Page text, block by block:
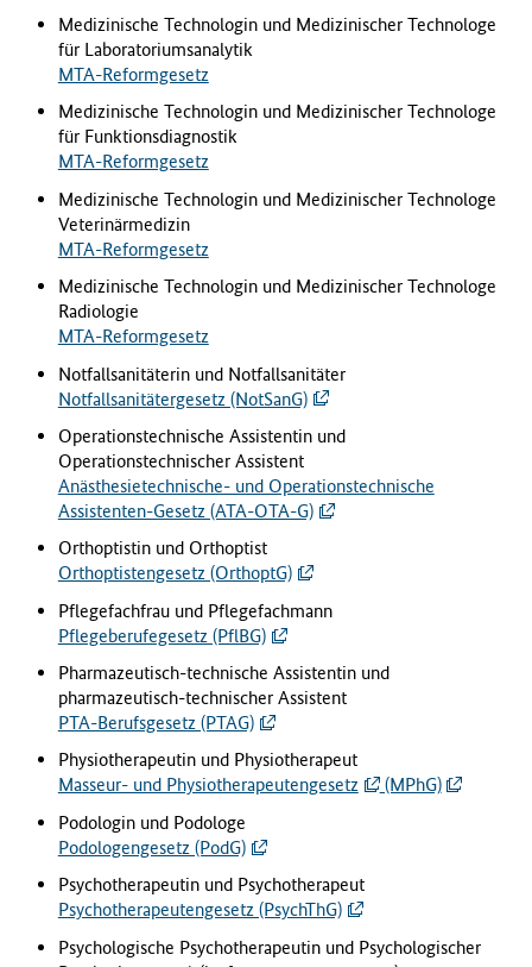
Medizinische Technologin und Medizinischer Technologe
für Laboratoriumsanalytik
MTA-Reformgesetz
Medizinische Technologin und Medizinischer Technologe
für Funktionsdiagnostik
MTA-Reformgesetz
Medizinische Technologin und Medizinischer Technologe
Veterinärmedizin
MTA-Reformgesetz
Medizinische Technologinund Medizinischer Technologe
Radiologie
MTA-Reformgesetz
Notfallsanitäterin und Notfallsanitäter
Notfallsanitätergesetz (NotSanG)
Operationstechnische Assistentin und
Operationstechnischer Assistent
Anästhesietechnische- und Operationstechnische
Assistenten-Gesetz (ATA-OTA-G)
Orthoptistin und Orthoptist
Orthoptistengesetz (OrthoptG)
Pflegefachfrau und Pflegefachmann
Pflegeberufegesetz (PflBG)
Pharmazeutisch-technische Assistentin und
pharmazeutisch-technischer Assistent
PTA-Berufsgesetz (PTAG)
Physiotherapeutin und Physiotherapeut
Masseur- und Physiotherapeutengesetz
(MPhG)
Podologin und Podologe
Podologengesetz (PodG)
Psychotherapeutin und Psychotherapeut
Psychotherapeutengesetz (PsychThG)
Psychologische Psychotherapeutin und Psychologischer